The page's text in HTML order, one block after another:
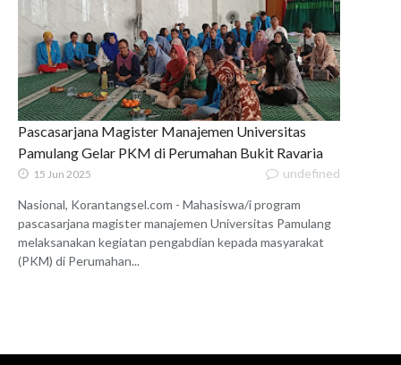
Pascasarjana Magister Manajemen Universitas
Pamulang Gelar PKM di Perumahan Bukit Ravaria
15 Jun 2025 undefined
Nasional, Korantangsel.com - Mahasiswa/i program
pascasarjana magister manajemen Universitas Pamulang
melaksanakan kegiatan pengabdian kepada masyarakat
(PKM) di Perumahan...